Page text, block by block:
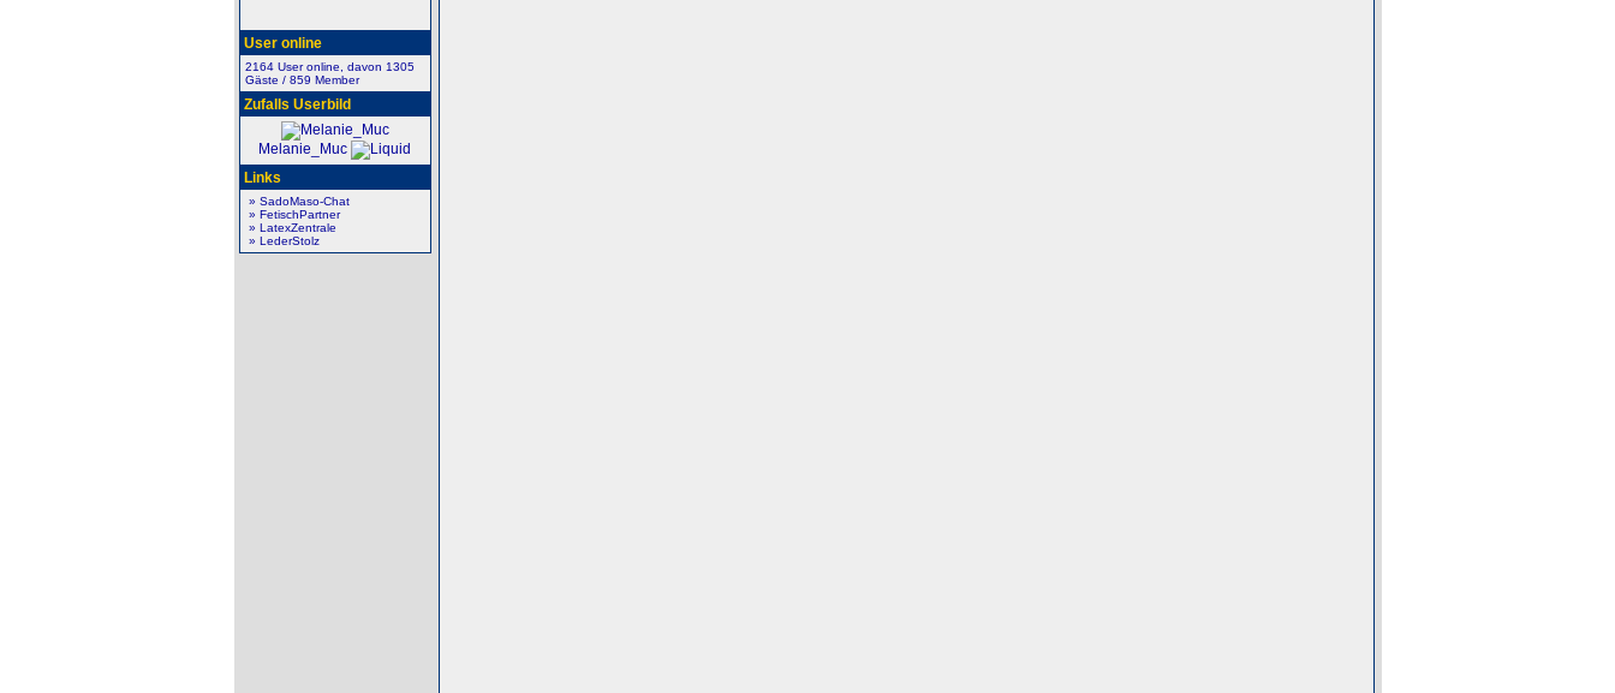
User online
2164 User online, davon 1305
Gäste / 859 Member
Zufalls Userbild
Melanie_Muc
Links
» SadoMaso-Chat
» FetischPartner
» LatexZentrale
» LederStolz